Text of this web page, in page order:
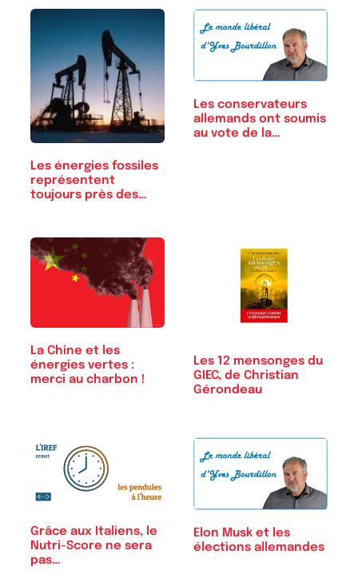
Les énergies fossiles
représentent
toujours près des…
Les conservateurs
allemands ont soumis
au vote de la…
La Chine et les
énergies vertes :
merci au charbon !
Les 12 mensonges du
GIEC, de Christian
Gérondeau
Grâce aux Italiens, le
Nutri-Score ne sera
pas…
Elon Musk et les
élections allemandes